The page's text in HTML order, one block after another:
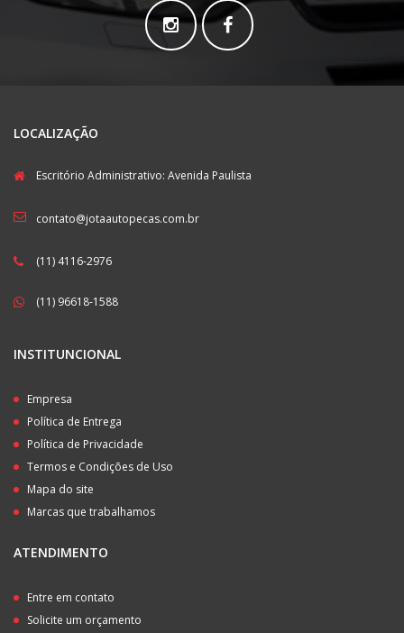
LOCALIZAÇÃO
Escritório Administrativo: Avenida Paulista
contato@jotaautopecas.com.br
(11) 4116-2976
(11) 96618-1588
INSTITUNCIONAL
Empresa
Política de Entrega
Política de Privacidade
Termos e Condições de Uso
Mapa do site
Marcas que trabalhamos
ATENDIMENTO
Entre em contato
Solicite um orçamento